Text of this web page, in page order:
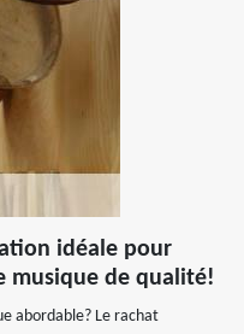
idéale pour
musique de qualité!
abordable? Le rachat